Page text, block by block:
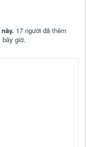
17 người đã thêm
bây giờ.